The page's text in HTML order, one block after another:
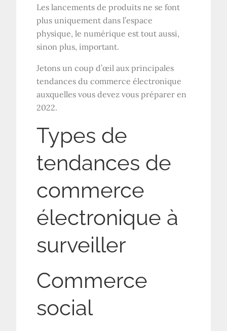
Les lancements de produits ne se font
plus uniquement dans l’espace
physique, le numérique est tout aussi,
sinon plus, important.
Jetons un coup d’œil aux principales
tendances du commerce électronique
auxquelles vous devez vous préparer en
2022.
Types de
tendances de
commerce
électronique à
surveiller
Commerce
social